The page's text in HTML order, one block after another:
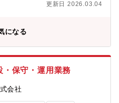
性から需要が高く安定してお客
すので、入社前の専門知識は不
造業（工場）などで働いたこと
現場）経験ある方、環境保全に
日本一の総合環境企業」を目指
程で発生する廃液の無害化処
ースとした環境サービスを多角
更新日 2026.03.04
になる
・保守・運用業務
会社